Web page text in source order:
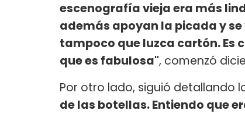
escenografía vieja era más
además apoyan la picada y
tampoco que luzca cartón. Es
que es fabulosa", comenzó
Por otro lado, siguió detallando
de las botellas. Entiendo que